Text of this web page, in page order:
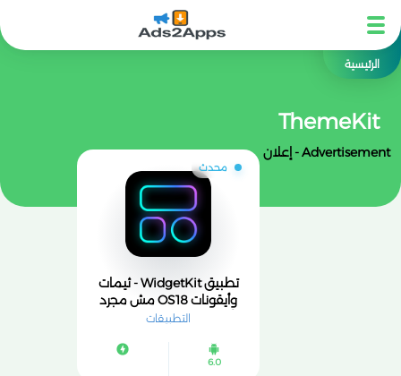
الرئيسية
ThemeKit
Advertisement - إعلان
محدث
تطبيق WidgetKit - ثيمات
وأيقونات OS18 مش مجرد
أداة لتغيير شكل الموبايل،
جهازك بأسلوب عصري ومميز.
التطبيقات
6.0